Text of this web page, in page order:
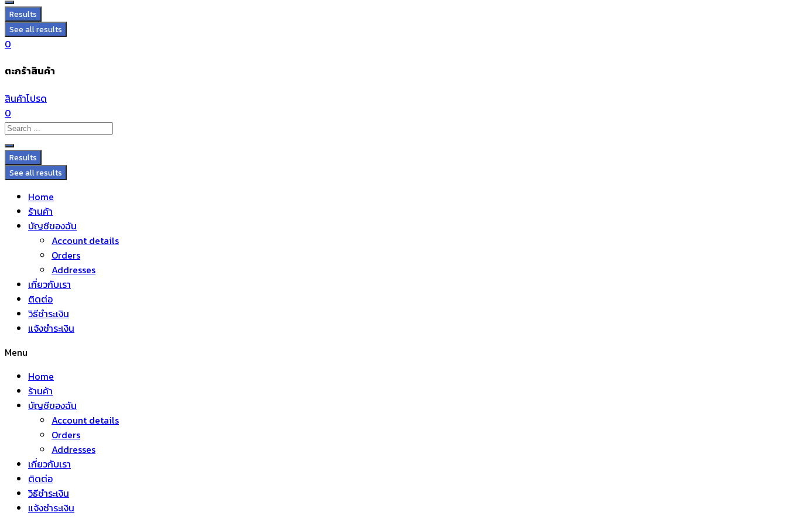
Results
See all results
0
ตะกร้าสินค้า
สินค้าโปรด
0
Results
See all results
Home
ร้านค้า
บัญชีของฉัน
Account details
Orders
Addresses
เกี่ยวกับเรา
ติดต่อ
วิธีชำระเงิน
แจ้งชำระเงิน
Menu
Home
ร้านค้า
บัญชีของฉัน
Account details
Orders
Addresses
เกี่ยวกับเรา
ติดต่อ
วิธีชำระเงิน
แจ้งชำระเงิน